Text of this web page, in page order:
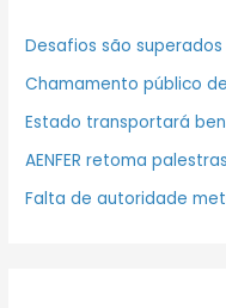
Desafios são
Chamamento público
Estado transportará
AENFER retoma
Falta de autoridade